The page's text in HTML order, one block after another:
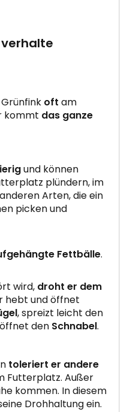
oft am
kommt das ganze
und können
plündern, im
Arten, die ein
picken und
Fettbälle.
wird, droht er dem
hebt und öffnet
, spreizt leicht den
den Schnabel.
toleriert er andere
Futterplatz. Außer
kommen. In diesem
Drohhaltung ein.